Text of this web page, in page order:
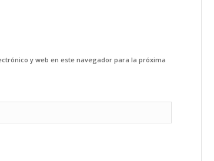
y web en este navegador para la próxima